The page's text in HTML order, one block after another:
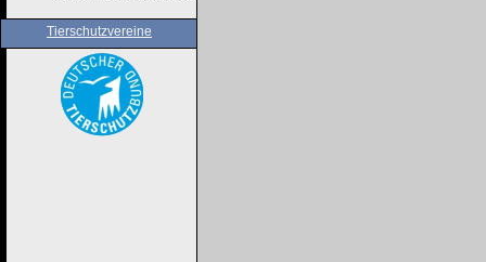
Tierschutzvereine